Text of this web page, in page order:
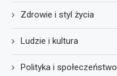
Zdrowie i styl życia
Ludzie i kultura
Polityka i społeczeństwo